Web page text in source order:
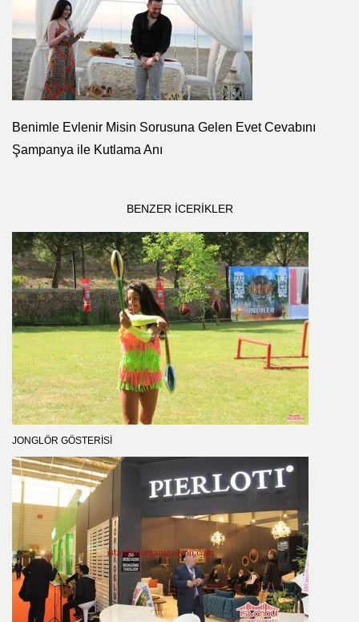
Benimle Evlenir Misin Sorusuna Gelen Evet Cevabını
Şampanya ile Kutlama Anı
BENZER ICERIKLER
JONGLÖR GÖSTERISI